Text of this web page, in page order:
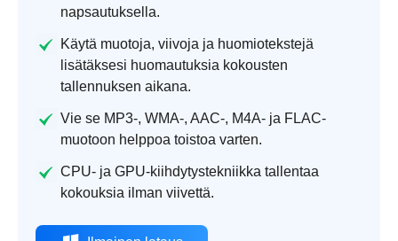
napsautuksella.
Käytä muotoja, viivoja ja huomiotekstejä
lisätäksesi huomautuksia kokousten
tallennuksen aikana.
Vie se MP3-, WMA-, AAC-, M4A- ja FLAC-
muotoon helppoa toistoa varten.
CPU- ja GPU-kiihdytystekniikka tallentaa
kokouksia ilman viivettä.